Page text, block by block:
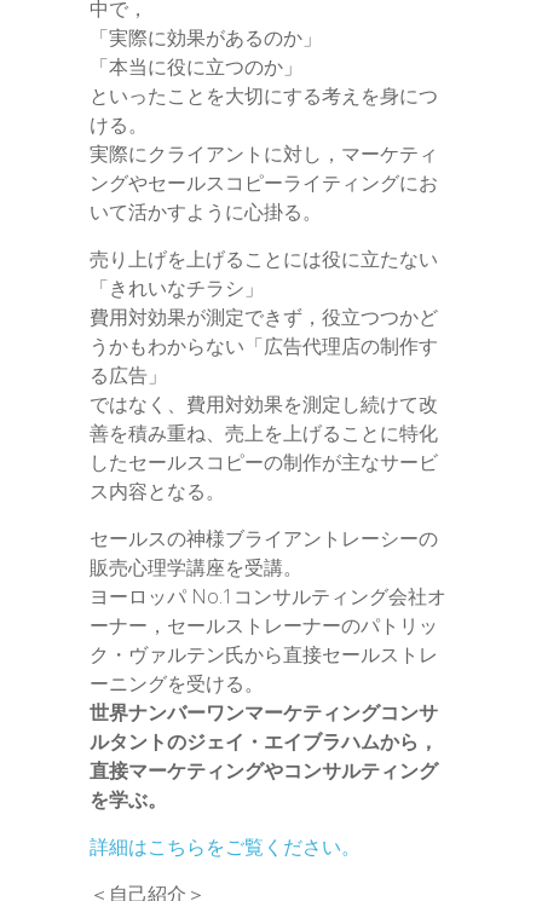
中で，
「実際に効果があるのか」
「本当に役に立つのか」
といったことを大切にする考えを身につ
ける。
実際にクライアントに対し，マーケティ
ングやセールスコピーライティングにお
いて活かすように心掛る。
売り上げを上げることには役に立たない
「きれいなチラシ」
費用対効果が測定できず，役立つつかど
うかもわからない「広告代理店の制作す
る広告」
ではなく、費用対効果を測定し続けて改
善を積み重ね、売上を上げることに特化
したセールスコピーの制作が主なサービ
ス内容となる。
セールスの神様ブライアントレーシーの
販売心理学講座を受講。
ヨーロッパ No.1コンサルティング会社オ
ーナー，セールストレーナーのパトリッ
ク・ヴァルテン氏から直接セールストレ
ーニングを受ける。
世界ナンバーワンマーケティングコンサ
ルタントのジェイ・エイブラハムから，
直接マーケティングやコンサルティング
を学ぶ。
詳細はこちらをご覧ください。
＜自己紹介＞